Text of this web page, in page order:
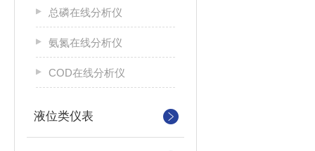
总磷在线分析仪
氨氮在线分析仪
COD在线分析仪
液位类仪表